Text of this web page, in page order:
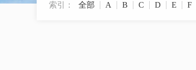
索引： 全部 A B C D E F